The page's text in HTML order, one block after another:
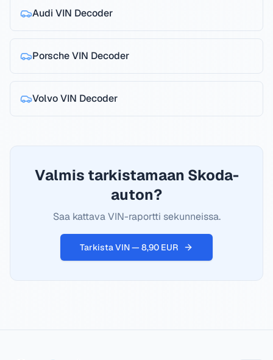
Audi VIN Decoder
PorscheVIN Decoder
VolvoVIN Decoder
Valmis tarkistamaan Skoda-
auton?
Saa kattava VIN-raportti sekunneissa.
Tarkista VIN — 8,90 EUR